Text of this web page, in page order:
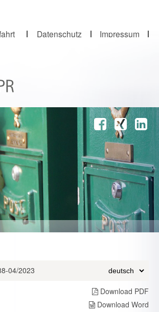
Datenschutz Impressum
04/2023
Download PDF
Download Word